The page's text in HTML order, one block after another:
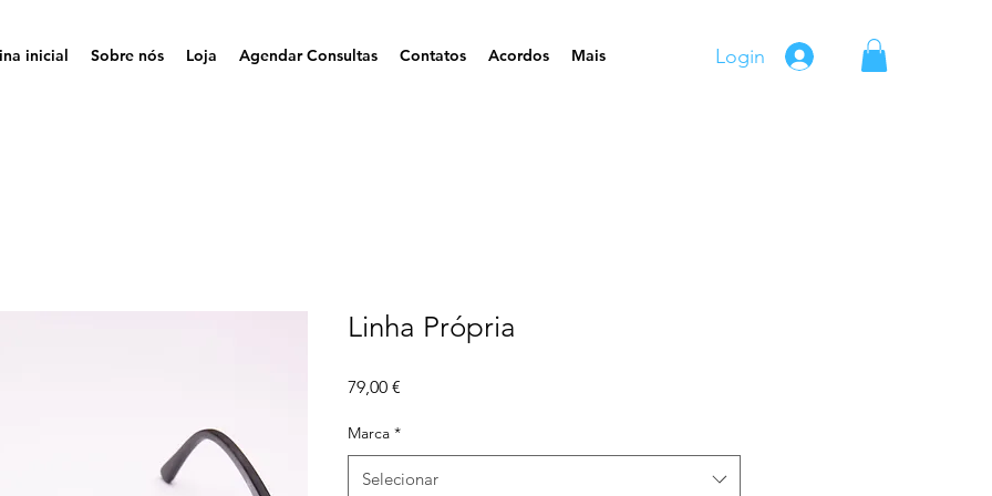
inicial Sobre nós Loja Agendar Consultas Contatos Acordos Mais Login
Linha Própria
79,00 €
Marca *
Selecionar